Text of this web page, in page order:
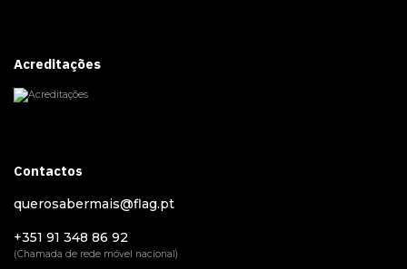
Acreditações
Contactos
querosabermais@flag.pt
+351 91 348 86 92
(Chamada de rede móvel nacional)